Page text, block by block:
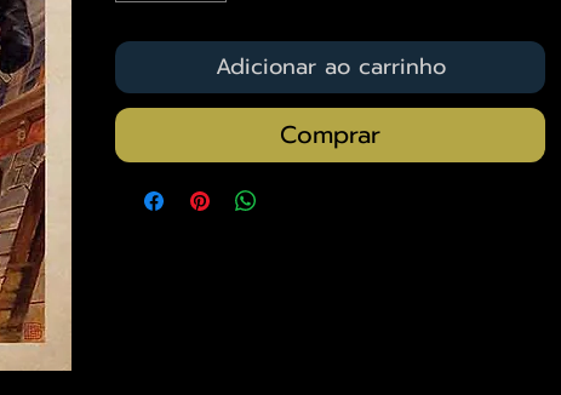
Adicionar ao carrinho
Comprar